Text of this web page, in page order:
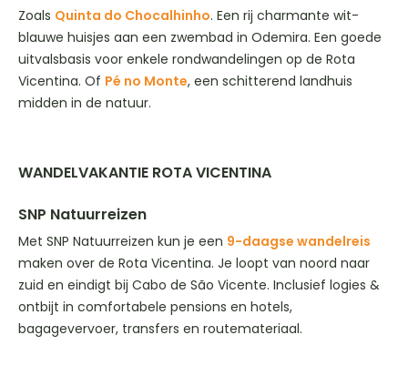
Zoals Quinta do Chocalhinho. Een rij charmante wit-
blauwe huisjes aan een zwembad in Odemira. Een goede
uitvalsbasis voor enkele rondwandelingen op de Rota
Vicentina. Of Pé no Monte, een schitterend landhuis
midden in de natuur.
WANDELVAKANTIE ROTA VICENTINA
SNP Natuurreizen
Met SNP Natuurreizen kun je een 9-daagse wandelreis
maken over de Rota Vicentina. Je loopt van noord naar
zuid en eindigt bij Cabo de São Vicente. Inclusief logies &
ontbijt in comfortabele pensions en hotels,
bagagevervoer, transfers en routemateriaal.